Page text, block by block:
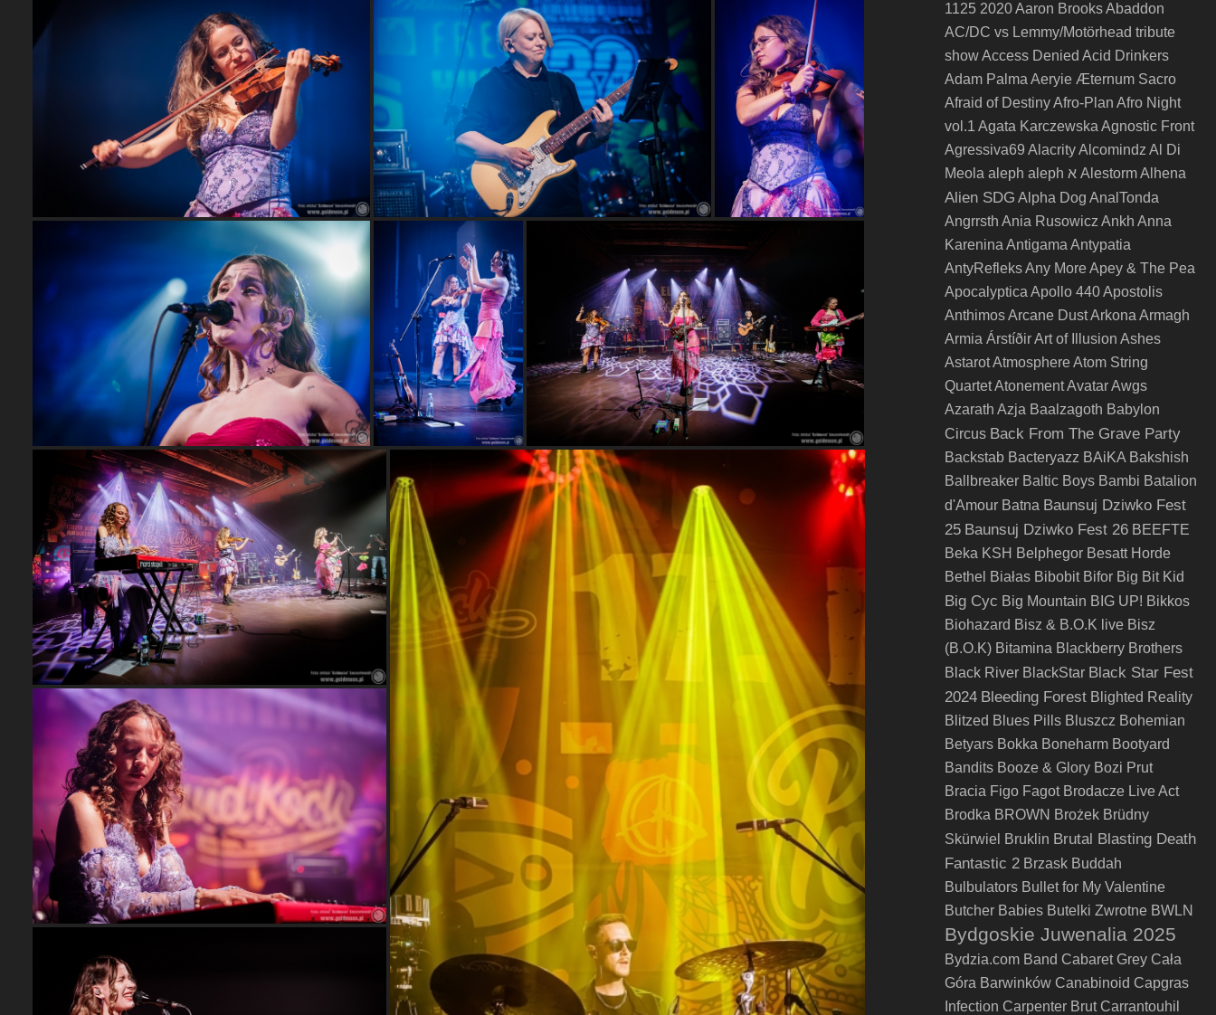
1125 2020Aaron BrooksAbaddon
AC/DC vs Lemmy/Motörhead tribute
showAccess Denied Acid Drinkers
Adam Palma Aeryie Æternum Sacro
Afraid of DestinyAfro-Plan Afro Night
vol.1 Agata Karczewska Agnostic Front
Agressiva69 AlacrityAlcomindz Al Di
Meola aleph aleph א AlestormAlhena
Alien SDG Alpha Dog AnalTonda
Angrrsth Ania Rusowicz Ankh Anna
Karenina Antigama Antypatia
AntyRefleksAny MoreApey & The Pea
Apocalyptica Apollo 440Apostolis
AnthimosArcane DustArkona Armagh
Armia ÁrstíðirArt of Illusion Ashes
AstarotAtmosphereAtom String
QuartetAtonementAvatarAwgs
Azarath Azja Baalzagoth Babylon
Circus Back From The Grave Party
Backstab Bacteryazz BAiKA Bakshish
Ballbreaker Baltic Boys Bambi Batalion
d'Amour Batna Baunsuj Dziwko Fest
25 Baunsuj Dziwko Fest 26 BEEFTE
Beka KSH Belphegor Besatt Horde
Bethel Białas Bibobit Bifor Big Bit Kid
Big Cyc Big Mountain BIG UP! Bikkos
Biohazard Bisz & B.O.K live Bisz
(B.O.K) Bitamina Blackberry Brothers
Black River BlackStar Black Star Fest
2024 Bleeding Forest Blighted Reality
Blitzed Blues Pills Bluszcz Bohemian
Betyars Bokka Boneharm Bootyard
Bandits Booze & Glory Bozi Prut
Bracia Figo Fagot Brodacze Live Act
Brodka BROWN Brożek Brüdny
Skürwiel Bruklin Brutal Blasting Death
Fantastic 2 Brzask Buddah
Bulbulators Bullet for My Valentine
Butcher Babies Butelki Zwrotne BWLN
Bydgoskie Juwenalia 2025
Bydzia.com Band Cabaret Grey Cała
Góra Barwinków Canabinoid Capgras
Infection Carpenter Brut Carrantouhil